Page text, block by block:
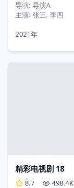
导演: 导演A
主演: 张三, 李四
2021年
精彩电视剧 18
8.7 498.4K